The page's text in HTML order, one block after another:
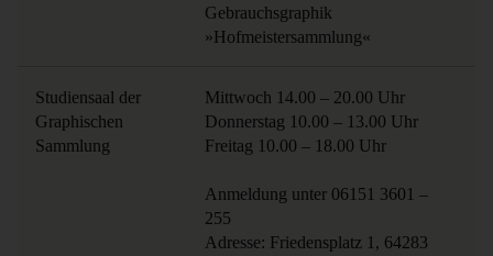
Gebrauchsgraphik
»Hofmeistersammlung«
Studiensaal der
Graphischen
Sammlung
Mittwoch 14.00 – 20.00 Uhr
Donnerstag 10.00 – 13.00 Uhr
Freitag 10.00 – 18.00 Uhr
Anmeldung unter 06151 3601 –
255
Adresse: Friedensplatz 1, 64283